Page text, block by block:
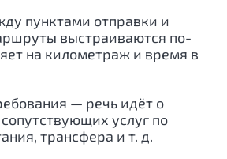
пунктами отправки и
выстраиваются по-
на километраж и время в
— речь идёт о
услуг по
трансфера и т. д.